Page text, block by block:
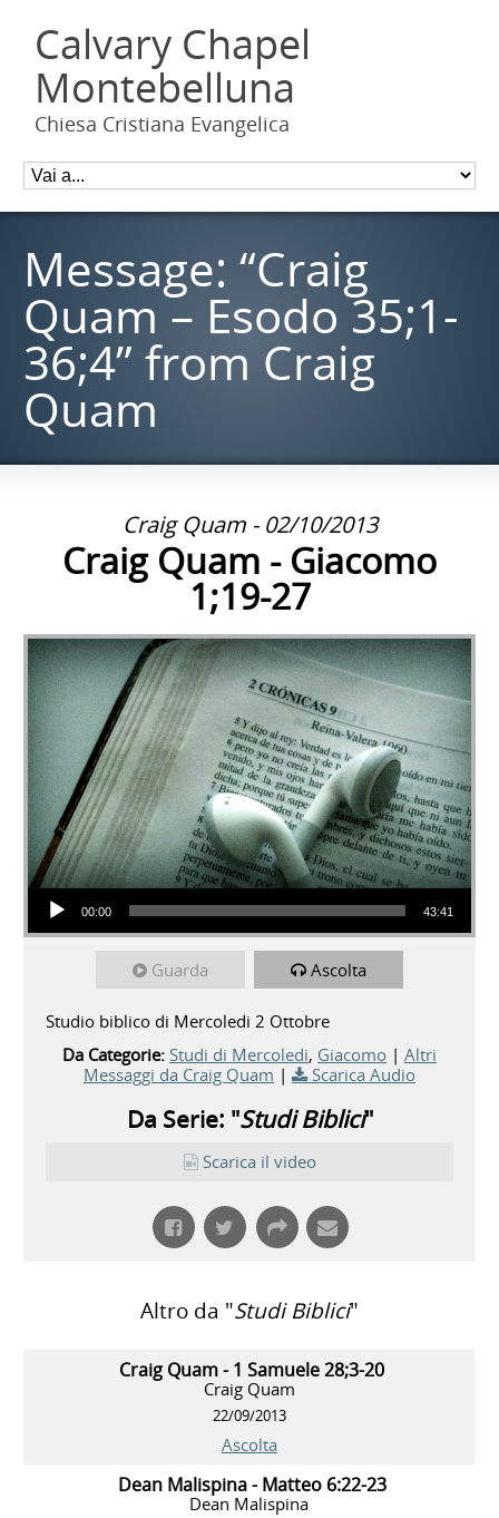
Calvary Chapel
Montebelluna
Chiesa Cristiana Evangelica
Message: “Craig
Quam – Esodo 35;1-
36;4” from Craig
Quam
Craig Quam - 02/10/2013
Craig Quam - Giacomo
1;19-27
Audio Player
00:00 43:41
Guarda Ascolta
Studio biblico di Mercoledi 2 Ottobre
Da Categorie: Studi di Mercoledi, Giacomo | Altri
Messaggi da Craig Quam | Scarica Audio
Da Serie: "Studi Biblici"
Scarica il video
Altro da "Studi Biblici"
Craig Quam - 1 Samuele 28;3-20
Craig Quam
22/09/2013
Ascolta
Dean Malispina - Matteo 6:22-23
Dean Malispina